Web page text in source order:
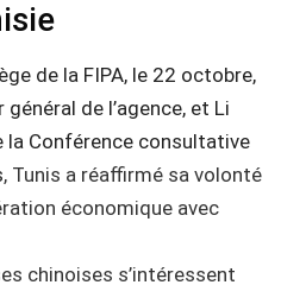
de la FIPA, le 22 octobre,
de l’agence, et Li
la Conférence consultative
, Tunis a réaffirmé sa volonté
économique avec
chinoises s’intéressent